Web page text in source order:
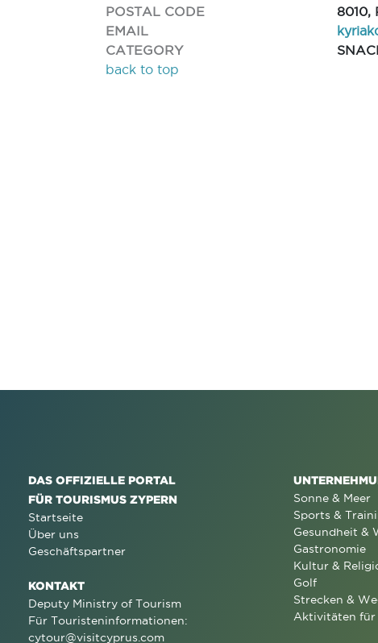
POSTAL CODE
8010,
EMAIL
CATEGORY
back to top
DAS OFFIZIELLE PORTAL
FÜR TOURISMUS ZYPERN
Startseite
Über uns
Geschäftspartner
KONTAKT
Deputy Ministry of Tourism
Für Touristeninformationen:
cytour@visitcyprus.com
Sonne & Meer
Sports &
Gesundheit &
Gastronomie
Kultur &
Golf
Strecken &
Aktivitäten für